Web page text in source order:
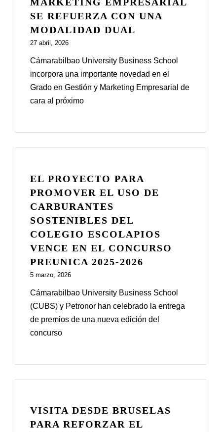
SE REFUERZA CON UNA
MODALIDAD DUAL
27 abril, 2026
Cámarabilbao University Business School
incorpora una importante novedad en el
Grado en Gestión y Marketing Empresarial de
cara al próximo
EL PROYECTO PARA
PROMOVER EL USO DE
CARBURANTES
SOSTENIBLES DEL
COLEGIO ESCOLAPIOS
VENCE EN EL CONCURSO
PREUNICA 2025-2026
5 marzo, 2026
Cámarabilbao University Business School
(CUBS) y Petronor han celebrado la entrega
de premios de una nueva edición del
concurso
VISITA DESDE BRUSELAS
PARA REFORZAR EL